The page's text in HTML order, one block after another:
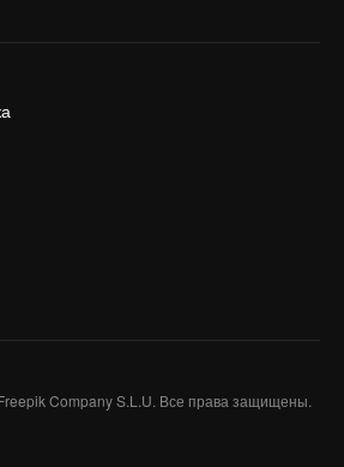
Company S.L.U. Все права защищены.